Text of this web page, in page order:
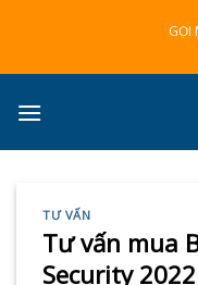
GỌI
TƯ VẤN
Tư vấn mua
Security 2022